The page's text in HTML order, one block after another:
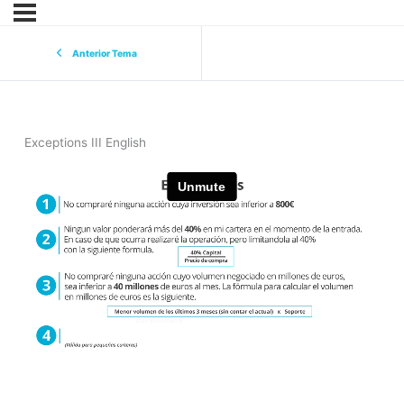
Anterior Tema
Exceptions III English
eurekers
cursoonline